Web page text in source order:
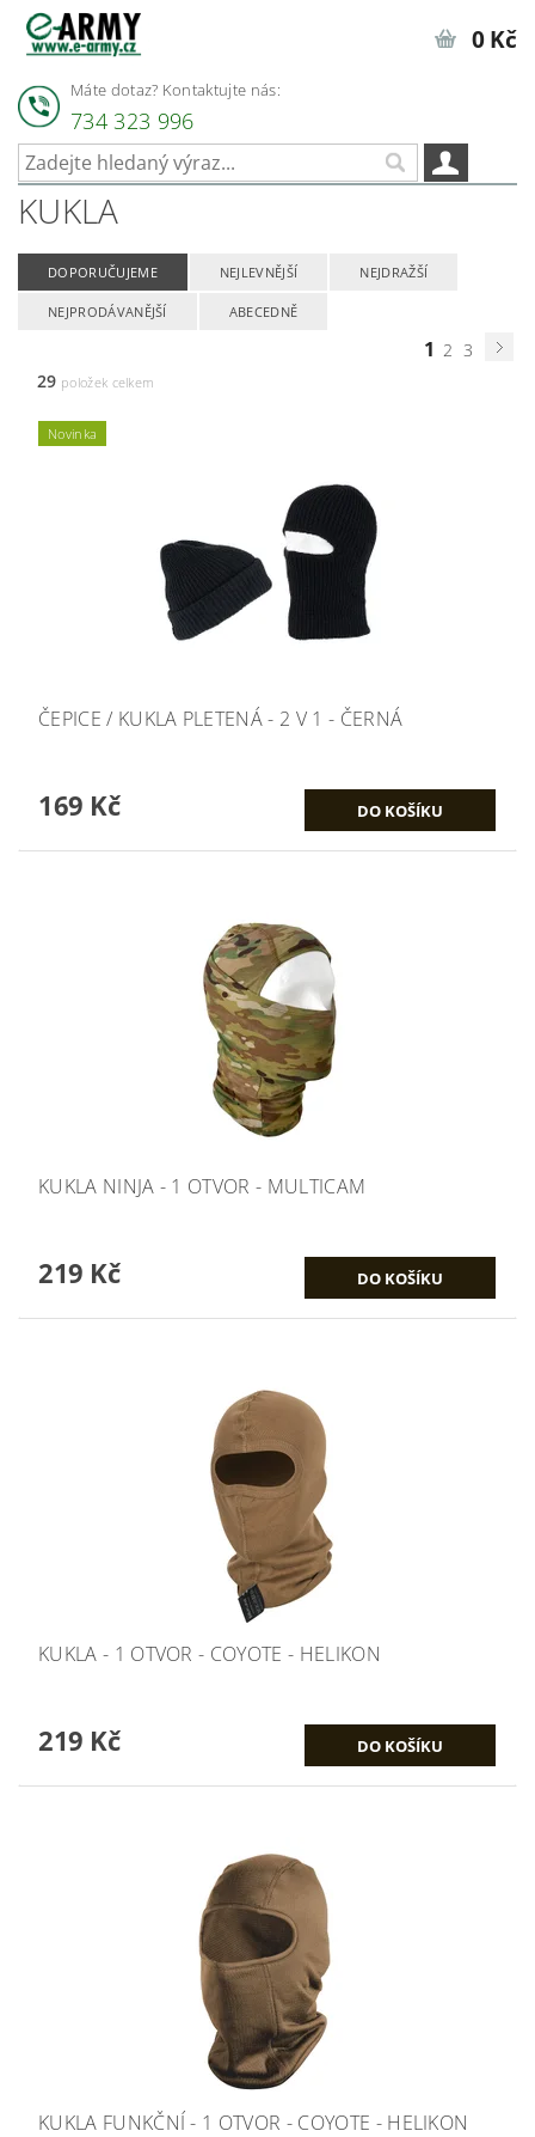
Máte dotaz? Kontaktujte nás:
734 323 996
0 Kč
KUKLA
DOPORUČUJEME NEJLEVNĚJŠÍ NEJDRAŽŠÍ
NEJPRODÁVANĚJŠÍ ABECEDNĚ
1 2 3
29 položek celkem
Novinka
ČEPICE / KUKLA PLETENÁ - 2 V 1 - ČERNÁ
169 Kč
KUKLA NINJA - 1 OTVOR - MULTICAM
219 Kč
KUKLA - 1 OTVOR - COYOTE - HELIKON
219 Kč
KUKLA FUNKČNÍ - 1 OTVOR - COYOTE - HELIKON